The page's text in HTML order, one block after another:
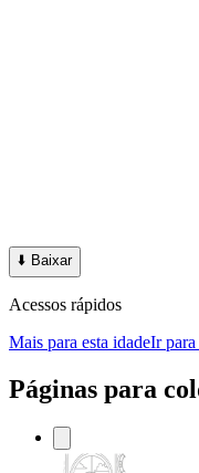
⬇️ Baixar
Acessos rápidos
Mais para esta idadeIr para
Páginas para